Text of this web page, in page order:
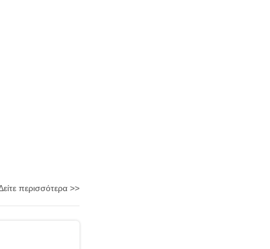
περισσότερα >>